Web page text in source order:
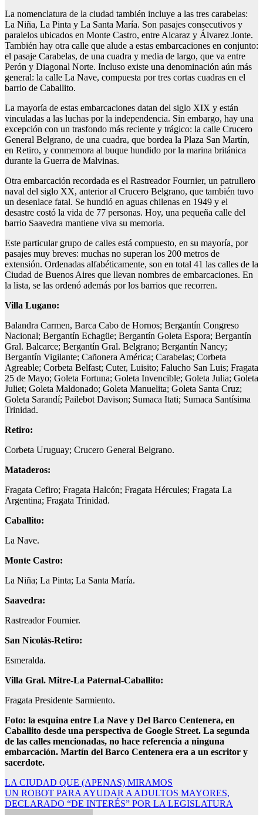
La nomenclatura de la ciudad también incluye a las tres carabelas:
La Niña, La Pinta y La Santa María. Son pasajes consecutivos y
paralelos ubicados en Monte Castro, entre Alcaraz y Álvarez Jonte.
También hay otra calle que alude a estas embarcaciones en conjunto:
el pasaje Carabelas, de una cuadra y media de largo, que va entre
Perón y Diagonal Norte. Incluso existe una denominación aún más
general: la calle La Nave, compuesta por tres cortas cuadras en el
barrio de Caballito.
La mayoría de estas embarcaciones datan del siglo XIX y están
vinculadas a las luchas por la independencia. Sin embargo, hay una
excepción con un trasfondo más reciente y trágico: la calle Crucero
General Belgrano, de una cuadra, que bordea la Plaza San Martín,
en Retiro, y conmemora al buque hundido por la marina británica
durante la Guerra de Malvinas.
Otra embarcación recordada es el Rastreador Fournier, un patrullero
naval del siglo XX, anterior al Crucero Belgrano, que también tuvo
un desenlace fatal. Se hundió en aguas chilenas en 1949 y el
desastre costó la vida de 77 personas. Hoy, una pequeña calle del
barrio Saavedra mantiene viva su memoria.
Este particular grupo de calles está compuesto, en su mayoría, por
pasajes muy breves: muchas no superan los 200 metros de
extensión. Ordenadas alfabéticamente, son en total 41 las calles de la
Ciudad de Buenos Aires que llevan nombres de embarcaciones. En
la lista, se las ordenó además por los barrios que recorren.
Villa Lugano:
Balandra Carmen, Barca Cabo de Hornos; Bergantín Congreso
Nacional; Bergantín Echagüe; Bergantín Goleta Espora; Bergantín
Gral. Balcarce; Bergantín Gral. Belgrano; Bergantín Nancy;
Bergantín Vigilante; Cañonera América; Carabelas; Corbeta
Agreable; Corbeta Belfast; Cuter, Luisito; Falucho San Luis; Fragata
25 de Mayo; Goleta Fortuna; Goleta Invencible; Goleta Julia; Goleta
Juliet; Goleta Maldonado; Goleta Manuelita; Goleta Santa Cruz;
Goleta Sarandí; Pailebot Davison; Sumaca Itati; Sumaca Santísima
Trinidad.
Retiro:
Corbeta Uruguay; Crucero General Belgrano.
Mataderos:
Fragata Cefiro; Fragata Halcón; Fragata Hércules; Fragata La
Argentina; Fragata Trinidad.
Caballito:
La Nave.
Monte Castro:
La Niña; La Pinta; La Santa María.
Saavedra:
Rastreador Fournier.
San Nicolás-Retiro:
Esmeralda.
Villa Gral. Mitre-La Paternal-Caballito:
Fragata Presidente Sarmiento.
Foto: la esquina entre La Nave y Del Barco Centenera, en
Caballito desde una perspectiva de Google Street. La segunda
de las calles mencionadas, no hace referencia a ninguna
embarcación. Martín del Barco Centenera era a un escritor y
sacerdote.
Navegación
de
LA CIUDAD QUE (APENAS) MIRAMOS
UN ROBOT PARA AYUDAR A ADULTOS MAYORES,
DECLARADO “DE INTERÉS” POR LA LEGISLATURA